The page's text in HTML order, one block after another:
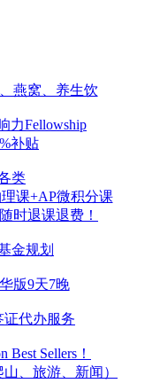
燕窝、养生饮
力Fellowship
补贴
类
课+AP微积分课
时退课退费！
金规划
版9天7晚
证代办服务
Sellers！
、旅游、新闻）